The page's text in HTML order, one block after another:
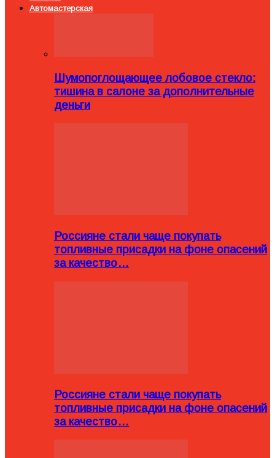
Автомастерская
Шумопоглощающее лобовое стекло:
тишина в салоне за дополнительные
деньги
Россияне стали чаще покупать
топливные присадки на фоне опасений
за качество…
Россияне стали чаще покупать
топливные присадки на фоне опасений
за качество…